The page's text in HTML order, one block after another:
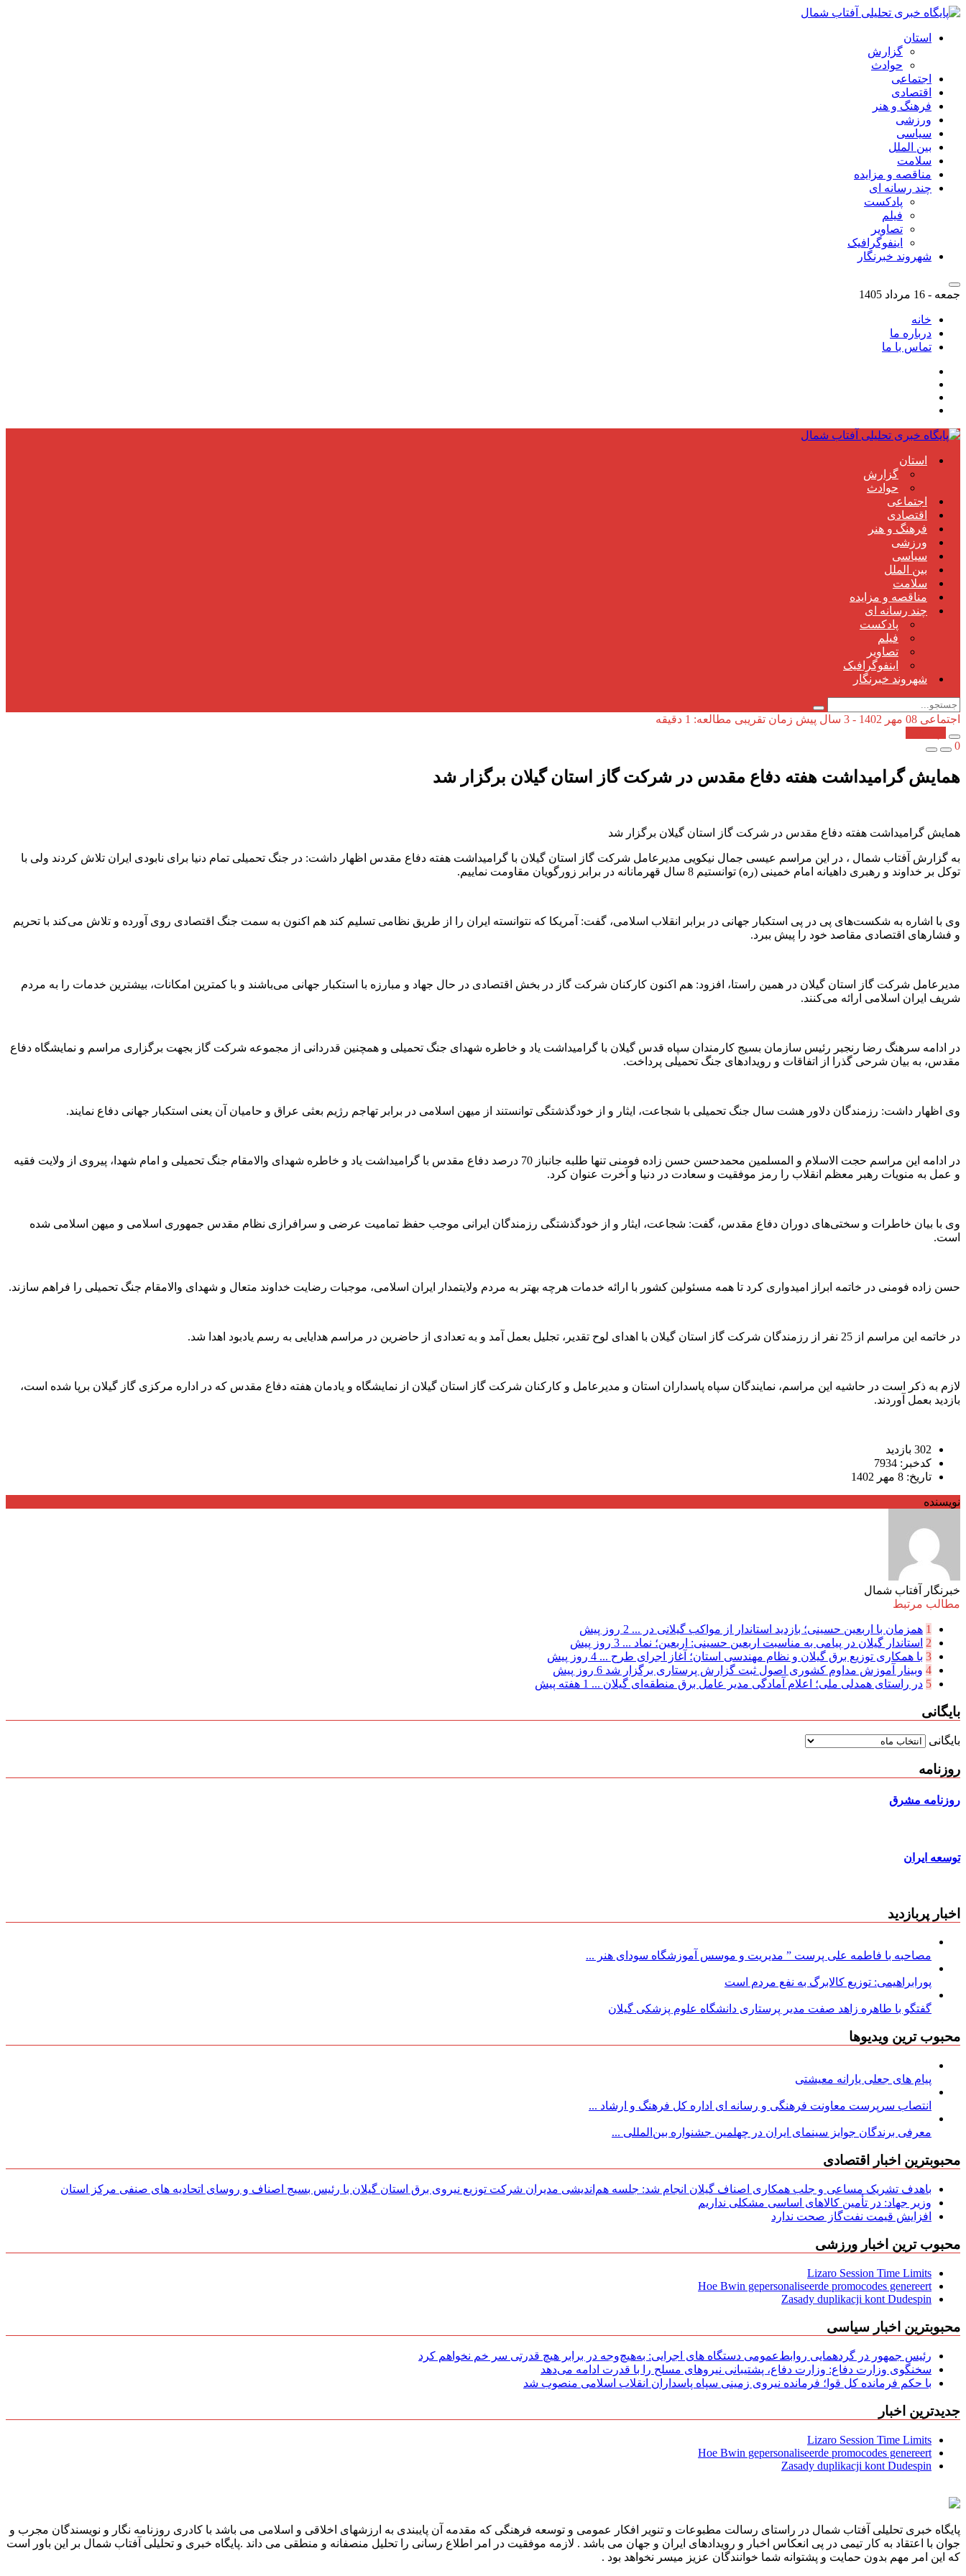
استان
گزارش
حوادث
اجتماعی
اقتصادی
فرهنگ و هنر
ورزشی
سیاسی
بین الملل
سلامت
مناقصه و مزایده
چند رسانه ای
پادکست
فیلم
تصاویر
اینفوگرافیک
شهروند خبرنگار
جمعه - 16 مرداد 1405
خانه
درباره ما
تماس با ما
استان
گزارش
حوادث
اجتماعی
اقتصادی
فرهنگ و هنر
ورزشی
سیاسی
بین الملل
سلامت
مناقصه و مزایده
چند رسانه ای
پادکست
فیلم
تصاویر
اینفوگرافیک
شهروند خبرنگار
اجتماعی 08 مهر 1402 - 3 سال پیش
زمان تقریبی مطالعه: 1 دقیقه
0
همایش گرامیداشت هفته دفاع مقدس در شرکت گاز استان گیلان برگزار شد
همایش گرامیداشت هفته دفاع مقدس در شرکت گاز استان گیلان برگزار شد
به گزارش آفتاب شمال ، در این مراسم عیسی جمال نیکویی مدیرعامل شرکت گاز استان گیلان با گرامیداشت هفته دفاع مقدس اظهار داشت: در جنگ تحمیلی تمام دنیا برای نابودی ایران تلاش کردند ولی با
توکل بر خداوند و رهبری داهیانه امام خمینی (ره) توانستیم 8 سال قهرمانانه در برابر زورگویان مقاومت نماییم.
وی با اشاره به شکست‌های پی در پی استکبار جهانی در برابر انقلاب اسلامی، گفت: آمریکا که نتوانسته ایران را از طریق نظامی تسلیم کند هم اکنون به سمت جنگ اقتصادی روی آورده و تلاش می‌کند با تحریم
و فشارهای اقتصادی مقاصد خود را پیش ببرد.
مدیرعامل شرکت گاز استان گیلان در همین راستا، افزود: هم اکنون کارکنان شرکت گاز در بخش اقتصادی در حال جهاد و مبارزه با استکبار جهانی می‌باشند و با کمترین امکانات، بیشترین خدمات را به مردم
شریف ایران اسلامی ارائه می‌کنند.
در ادامه سرهنگ رضا رنجبر رئیس سازمان بسیج کارمندان سپاه قدس گیلان با گرامیداشت یاد و خاطره شهدای جنگ تحمیلی و همچنین قدردانی از مجموعه شرکت گاز بجهت برگزاری مراسم و نمایشگاه دفاع
مقدس، به بیان شرحی گذرا از اتفاقات و رویدادهای جنگ تحمیلی پرداخت.
وی اظهار داشت: رزمندگان دلاور هشت سال جنگ تحمیلی با شجاعت، ایثار و از خودگذشتگی توانستند از میهن اسلامی در برابر تهاجم رژیم بعثی عراق و حامیان آن یعنی استکبار جهانی دفاع نمایند.
در ادامه این مراسم حجت الاسلام و المسلمین محمدحسن حسن زاده فومنی تنها طلبه جانباز 70 درصد دفاع مقدس با گرامیداشت یاد و خاطره شهدای والامقام جنگ تحمیلی و امام شهدا، پیروی از ولایت فقیه
و عمل به منویات رهبر معظم انقلاب را رمز موفقیت و سعادت در دنیا و آخرت عنوان کرد.
وی با بیان خاطرات و سختی‌های دوران دفاع مقدس، گفت: شجاعت، ایثار و از خودگذشتگی رزمندگان ایرانی موجب حفظ تمامیت عرضی و سرافرازی نظام مقدس جمهوری اسلامی و میهن اسلامی شده
است.
حسن زاده فومنی در خاتمه ابراز امیدواری کرد تا همه مسئولین کشور با ارائه خدمات هرچه بهتر به مردم ولایتمدار ایران اسلامی، موجبات رضایت خداوند متعال و شهدای والامقام جنگ تحمیلی را فراهم سازند.
در خاتمه این مراسم از 25 نفر از رزمندگان شرکت گاز استان گیلان با اهدای لوح تقدیر، تجلیل بعمل آمد و به تعدادی از حاضرین در مراسم هدایایی به رسم یادبود اهدا شد.
لازم به ذکر است در حاشیه این مراسم، نمایندگان سپاه پاسداران استان و مدیرعامل و کارکنان شرکت گاز استان گیلان از نمایشگاه و یادمان هفته دفاع مقدس که در اداره مرکزی گاز گیلان برپا شده است،
بازدید بعمل آوردند.
302 بازدید
کدخبر: 7934
تاریخ: 8 مهر 1402
نویسنده
خبرنگار آفتاب شمال
مطالب مرتبط
1 همزمان با اربعین حسینی؛ بازدید استاندار از مواکب گیلانی در ... 2 روز پیش
2 استاندار گیلان در پیامی به مناسبت اربعین حسینی: اربعین؛ نماد ... 3 روز پیش
3 با همکاری توزیع برق گیلان و نظام مهندسی استان؛ آغاز اجرای طرح ... 4 روز پیش
4 وبینار آموزش مداوم کشوری اصول ثبت گزارش پرستاری برگزار شد 6 روز پیش
5 در راستای همدلی ملی؛ اعلام آمادگی مدیر عامل برق منطقه‌ای گیلان ... 1 هفته پیش
بایگانی
بایگانی
روزنامه
روزنامه مشرق
توسعه ایران
اخبار پربازدید
مصاحبه با فاطمه علی پرست ” مدیریت و موسس آموزشگاه سودای هنر ...
پورابراهیمی: توزیع کالابرگ به نفع مردم است
گفتگو با طاهره زاهد صفت مدیر پرستاری دانشگاه علوم پزشکی گیلان
محبوب ترین ویدیوها
پیام های جعلی یارانه معیشتی
انتصاب سرپرست معاونت فرهنگی و رسانه ای اداره کل فرهنگ و ارشاد ...
معرفی برندگان جوایز سینمای ایران در چهلمین جشنواره بین‌المللی ...
محبوبترین اخبار اقتصادی
باهدف تشریک مساعی و جلب همکاری اصناف گیلان انجام شد: جلسه هم‌اندیشی مدیران شركت توزیع نیروی برق استان گیلان با رئیس بسیج اصناف و روسای اتحادیه های صنفی مركز استان
وزیر جهاد: در تأمین کالاهای اساسی مشکلی نداریم
افزایش قیمت نفت‌گاز صحت ندارد
محبوب ترین اخبار ورزشی
Lizaro Session Time Limits
Hoe Bwin gepersonaliseerde promocodes genereert
Zasady duplikacji kont Dudespin
محبوبترین اخبار سیاسی
رئیس جمهور در گردهمایی روابط‌عمومی دستگاه های اجرایی: به‌هیچ‌وجه در برابر هیچ قدرتی سر خم نخواهم کرد
سخنگوی وزارت دفاع: وزارت دفاع، پشتیبانی نیرو‌های مسلح را با قدرت ادامه می‌دهد
با حکم فرمانده کل قوا؛ فرمانده نیروی زمینی سپاه پاسداران انقلاب اسلامی منصوب شد
جدیدترین اخبار
Lizaro Session Time Limits
Hoe Bwin gepersonaliseerde promocodes genereert
Zasady duplikacji kont Dudespin
پایگاه خبری تحلیلی آفتاب شمال در راستای رسالت مطبوعات و تنویر افکار عمومی و توسعه فرهنگی که مقدمه آن پایبندی به ارزشهای اخلاقی و اسلامی می باشد با کادری روزنامه نگار و نویسندگان مجرب و
جوان با اعتقاد به کار تیمی در پی انعکاس اخبار و رویدادهای ایران و جهان می باشد . لازمه موفقیت در امر اطلاع رسانی را تحلیل منصفانه و منطقی می داند .پایگاه خبری و تحلیلی آفتاب شمال بر این باور است
که این امر مهم بدون حمایت و پشتوانه شما خوانندگان عزیز میسر نخواهد بود .